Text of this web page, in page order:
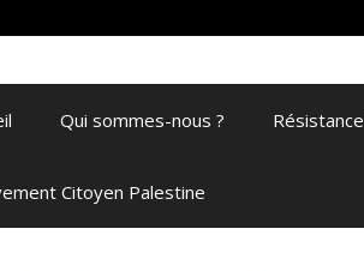
Qui sommes-nous ?
Citoyen Palestine